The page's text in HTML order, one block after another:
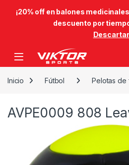
​¡20% off en balones
descuento por
Descartar
Skip to navigation
Skip to content
Inicio Fútbol Pelotas de
AVPE0009 808